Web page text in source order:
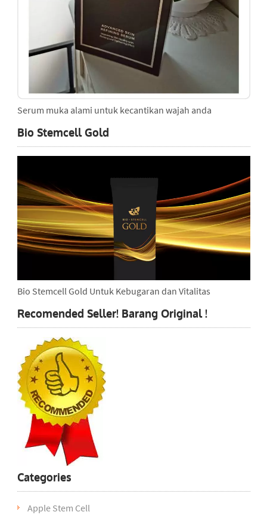
Serum muka alami untuk kecantikan wajah anda
Bio Stemcell Gold
Bio Stemcell Gold Untuk Kebugaran dan Vitalitas
Recomended Seller! Barang Original !
Categories
Apple Stem Cell